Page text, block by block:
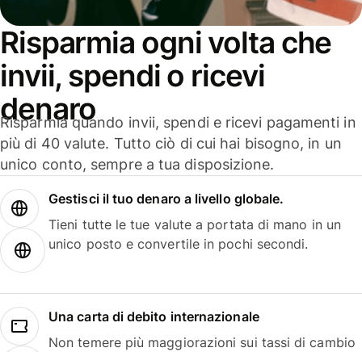
Risparmia ogni volta che
invii, spendi o ricevi
denaro
Risparmia quando invii, spendi e ricevi pagamenti in
più di 40 valute. Tutto ciò di cui hai bisogno, in un
unico conto, sempre a tua disposizione.
Gestisci il tuo denaro a livello globale.
Tieni tutte le tue valute a portata di mano in un
unico posto e convertile in pochi secondi.
Una carta di debito internazionale
Non temere più maggiorazioni sui tassi di cambio